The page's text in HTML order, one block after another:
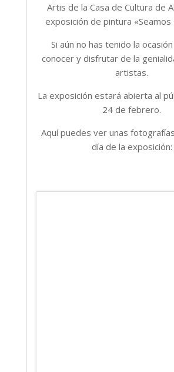
Artis de la Casa de Cultura de
exposición de pintura «Seamos
Si aún no has tenido la
conocer y disfrutar de la
artistas.
La exposición estará abierta al
24 de febrero.
Aquí puedes ver unas
día de la exposición: